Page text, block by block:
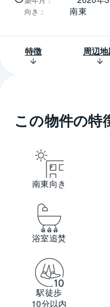
向き ： 南東
特徴 周辺地
この物件の特
南東向き
浴室追焚
駅徒歩
10分以内